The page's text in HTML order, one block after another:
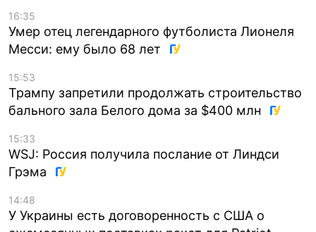
16:35
Умер отец легендарного футболиста Лионеля
Месси: ему было 68 лет
15:53
Трампу запретили продолжать строительство
бального зала Белого дома за $400 млн
15:33
WSJ: Россия получила послание от Линдси
Грэма
14:48
У Украины есть договоренность с США о